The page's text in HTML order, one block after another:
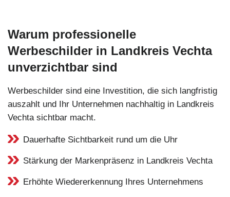
Warum professionelle
Werbeschilder in Landkreis Vechta
unverzichtbar sind
Werbeschilder sind eine Investition, die sich langfristig
auszahlt und Ihr Unternehmen nachhaltig in Landkreis
Vechta sichtbar macht.
Dauerhafte Sichtbarkeit rund um die Uhr
Stärkung der Markenpräsenz in Landkreis Vechta
Erhöhte Wiedererkennung Ihres Unternehmens